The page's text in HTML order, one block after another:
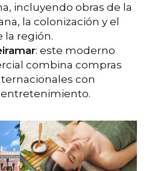
incluyendo obras de la
la colonización y el
la región.
: este moderno
combina compras
con